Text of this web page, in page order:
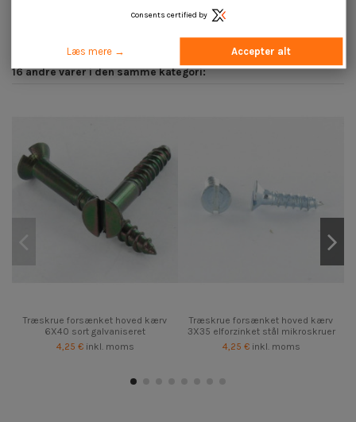
16 andre varer i den samme kategori:
Træskrue forsænket hoved kærv
6X40 sort galvaniseret
4,25 € inkl. moms
Træskrue forsænket hoved kærv
3X35 elforzinket stål mikroskruer
4,25 € inkl. moms
Consents certified by
Læs mere → Accepter alt